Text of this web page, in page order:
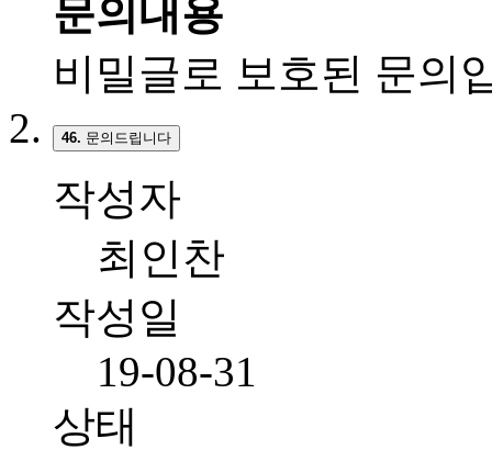
문의내용
비밀글로 보호된 문의
46. 문의드립니다
작성자
최인찬
작성일
19-08-31
상태